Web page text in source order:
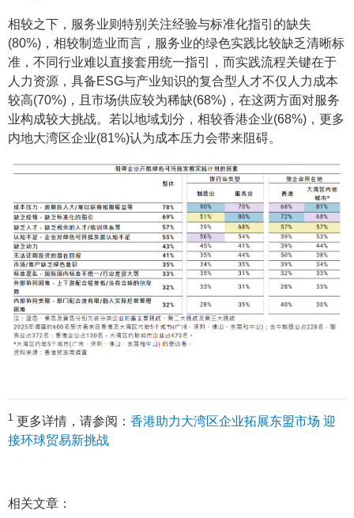
相较之下，服务业则特别关注经验与标准化指引的缺失
(80%)，相较制造业而言，服务业的绿色实践比较缺乏清晰标
准，不同行业难以直接套用统一指引，而实践流程关键在于
人力资源，具备ESG与产业知识的复合型人才不仅人力成本
较高(70%)，且市场供应较为稀缺(68%)，在这两方面对服务
业构成较大挑战。若以地域划分，相较香港企业(68%)，更多
内地大湾区企业(81%)认为成本压力会带来阻碍。
1 更多详情，请参阅： 香港助力大湾区企业拓展东盟市场 迎
接环球贸易新挑战
相关文章：